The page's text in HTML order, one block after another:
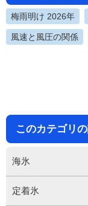
梅雨明け 2026年
風速と風圧の関係
このカテゴリ
海氷
定着氷